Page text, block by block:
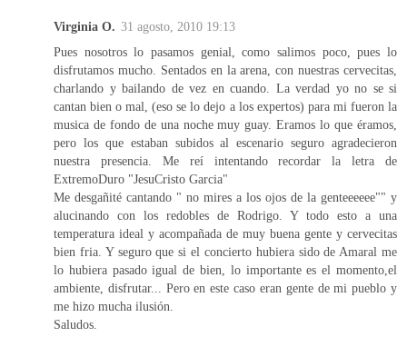
Virginia O. 31 agosto, 2010 19:13
Pues nosotros lo pasamos genial, como salimos poco, pues lo
disfrutamos mucho. Sentados en la arena, con nuestras cervecitas,
charlando y bailando de vez en cuando. La verdad yo no se si
cantan bien o mal, (eso se lo dejo a los expertos) para mi fueron la
musica de fondo de una noche muy guay. Eramos lo que éramos,
pero los que estaban subidos al escenario seguro agradecieron
nuestra presencia. Me reí intentando recordar la letra de
ExtremoDuro "JesuCristo Garcia"
Me desgañité cantando " no mires a los ojos de la genteeeeee"" y
alucinando con los redobles de Rodrigo. Y todo esto a una
temperatura ideal y acompañada de muy buena gente y cervecitas
bien fria. Y seguro que si el concierto hubiera sido de Amaral me
lo hubiera pasado igual de bien, lo importante es el momento,el
ambiente, disfrutar... Pero en este caso eran gente de mi pueblo y
me hizo mucha ilusión.
Saludos.